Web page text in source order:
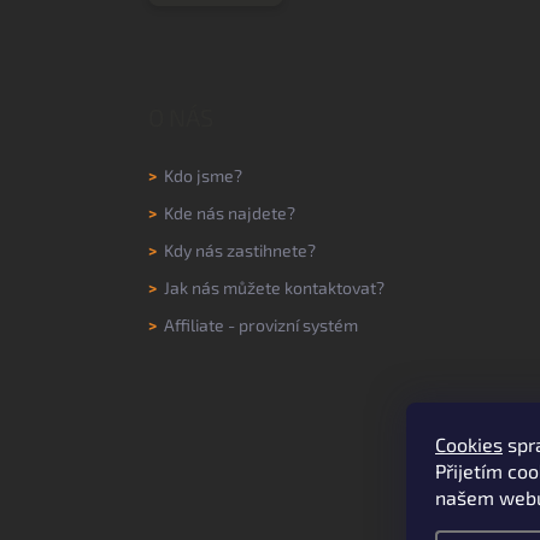
Cookies
Přijetím
našem
> Kdo jsme?
> Kde nás najdete?
> Kdy nás zastihnete?
> Jak nás můžete kontaktovat?
> Affiliate - provizní systém